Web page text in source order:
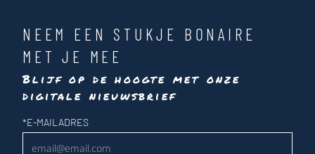
NEEM EEN STUKJE BONAIRE
MET JE MEE
Blijf op de hoogte met onze
digitale nieuwsbrief
Nieuwsbrief
*E-MAILADRES